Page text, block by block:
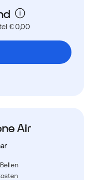
€ 0,00
Air